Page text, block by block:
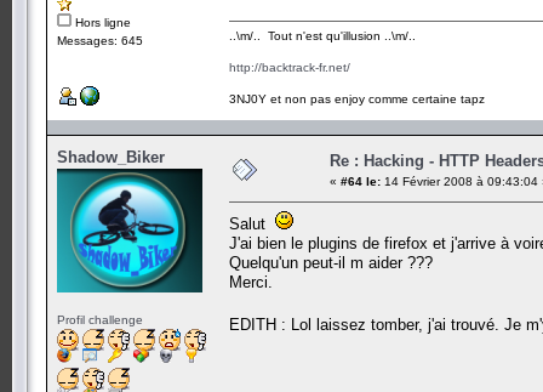
Hors ligne
Messages: 645
..\m/.. Tout n'est qu'illusion ..\m/..
http://backtrack-fr.net/
3NJ0Y et non pas enjoy comme certaine tapz
Shadow_Biker
Profil challenge
Re : Hacking - HTTP
« #64 le: 14 Février 2008 à 09:43:04
Salut
J'ai bien le plugins de firefox et j'arrive à
Quelqu'un peut-il m aider ???
Merci.
EDITH : Lol laissez tomber, j'ai trouvé. Je